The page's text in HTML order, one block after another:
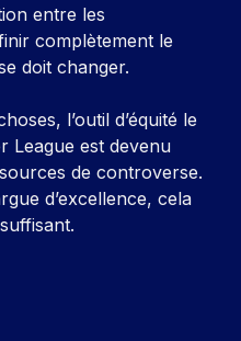
entre les
complètement le
doit changer.
l’outil d’équité le
League est devenu
de controverse.
d’excellence, cela